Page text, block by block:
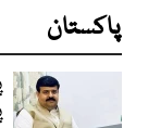
پاکستان